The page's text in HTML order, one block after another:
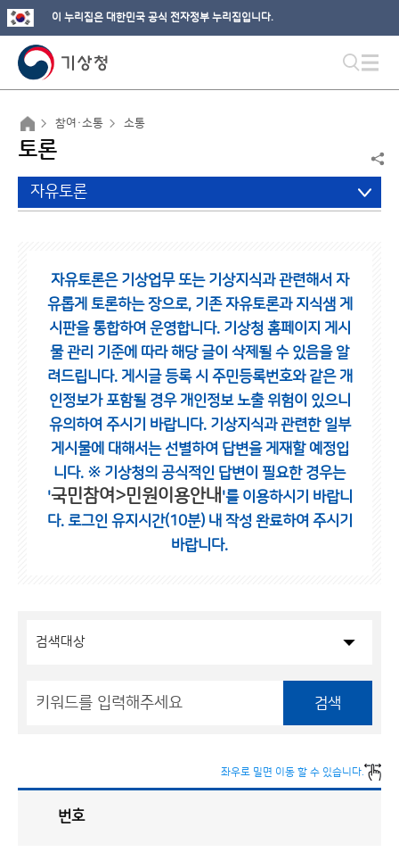
이 누리집은 대한민국 공식 전자정부 누리집입니다.
참여·소통 소통
토론
자유토론
자유토론은 기상업무 또는 기상지식과 관련해서 자
유롭게 토론하는 장으로, 기존 자유토론과 지식샘 게
시판을 통합하여 운영합니다. 기상청 홈페이지 게시
물 관리 기준에 따라 해당 글이 삭제될 수 있음을 알
려드립니다. 게시글 등록 시 주민등록번호와 같은 개
인정보가 포함될 경우 개인정보 노출 위험이 있으니
유의하여 주시기 바랍니다. 기상지식과 관련한 일부
게시물에 대해서는 선별하여 답변을 게재할 예정입
니다. ※ 기상청의 공식적인 답변이 필요한 경우는
'국민참여>민원이용안내 '를 이용하시기 바랍니
다. 로그인 유지시간(10분) 내 작성 완료하여 주시기
바랍니다.
검색
좌우로 밀면 이동 할 수 있습니다.
번호